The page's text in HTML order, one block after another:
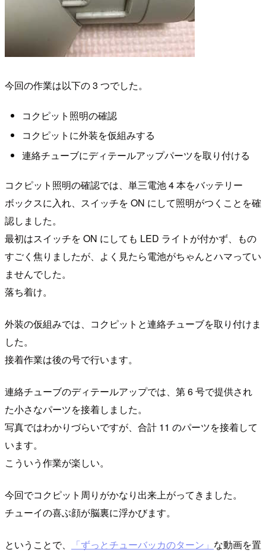
今回の作業は以下の 3 つでした。
コクピット照明の確認
コクピットに外装を仮組みする
連絡チューブにディテールアップパーツを取り付ける
コクピット照明の確認では、単三電池 4 本をバッテリー
ボックスに入れ、スイッチを ON にして照明がつくことを確
認しました。
最初はスイッチを ON にしても LED ライトが付かず、もの
すごく焦りましたが、よく見たら電池がちゃんとハマってい
ませんでした。
落ち着け。
外装の仮組みでは、コクピットと連絡チューブを取り付けま
した。
接着作業は後の号で行います。
連絡チューブのディテールアップでは、第 6 号で提供され
た小さなパーツを接着しました。
写真ではわかりづらいですが、合計 11 のパーツを接着して
います。
こういう作業が楽しい。
今回でコクピット周りがかなり出来上がってきました。
チューイの喜ぶ顔が脳裏に浮かびます。
ということで、 「ずっとチューバッカのターン」 な動画を置